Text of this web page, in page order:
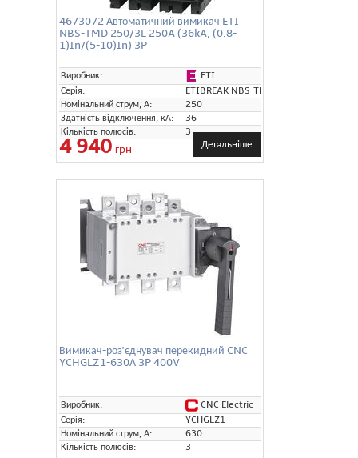
4673072 Автоматичний вимикач ETI
NBS-TMD 250/3L 250A (36kA, (0.8-
1)In/(5-10)In) 3P
Виробник:
ETI
Серія:
ETIBREAK NBS-TMD
Номінальний струм, А:
250
Здатність відключення, кА:
36
Кількість полюсів:
3
4 940 грн Детальніше
Вимикач-роз'єднувач перекидний CNC
YCHGLZ1-630А 3P 400V
Виробник:
CNC Electric
Серія:
YCHGLZ1
Номінальний струм, А:
630
Кількість полюсів:
3